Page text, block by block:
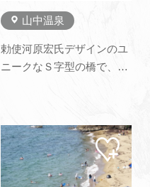
山中温泉
勅使河原宏氏デザインのユ
ニークなＳ字型の橋で、類
は絶景です。※2026年6月9
日（火）～6月11日（木）
整備工事のため通行止め
マイ
ペー
ジに
追加